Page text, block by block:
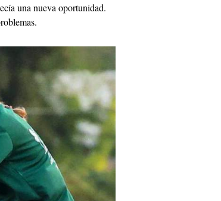
una nueva oportunidad.